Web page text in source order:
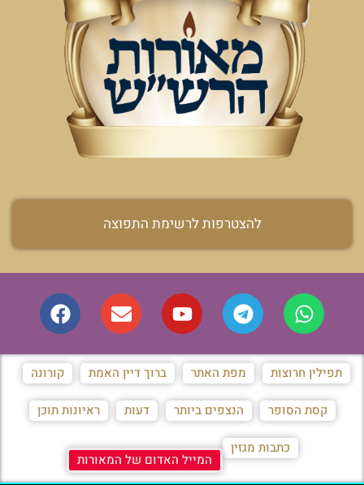
להצטרפות לרשימת התפוצה
תפילין חרוצות מפת האתר ברוך דיין האמת קורונה
קסת הסופר הנצפים ביותר דעות ראיונות תוכן
כתבות מגזין
המייל האדום של המאורות